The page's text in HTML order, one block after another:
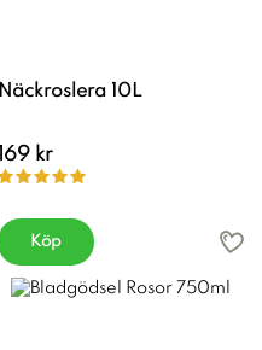
Näckroslera 10L
169 kr
Köp